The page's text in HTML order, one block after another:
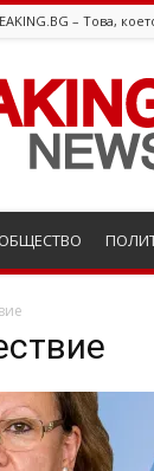
– Това,
Breaking.bg
ОБЩЕСТВО